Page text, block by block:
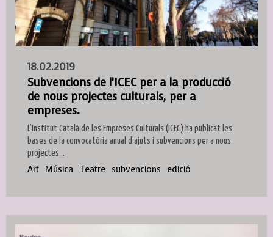
18.02.2019
Subvencions de l’ICEC per a la producció
de nous projectes culturals, per a
empreses.
L’Institut Català de les Empreses Culturals (ICEC) ha publicat les
bases de la convocatòria anual d'ajuts i subvencions per a nous
projectes...
Art Música Teatre subvencions edició